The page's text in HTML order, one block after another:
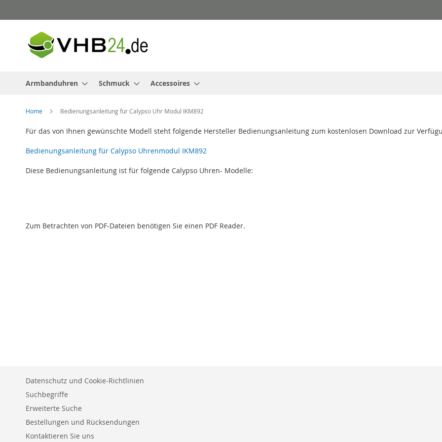
zum
Armbanduhren Schmuck Accessoires
Home Bedienungsanleitung für Calypso Uhr Modul IKM892
Für das von Ihnen gewünschte Modell steht folgende Hersteller Bedienungsanleitung zum kostenlosen Download zur
Bedienungsanleitung für Calypso Uhrenmodul IKM892
Diese Bedienungsanleitung ist für folgende Calypso Uhren- Modelle:
Zum Betrachten von PDF-Dateien benötigen Sie einen PDF Reader.
Datenschutz und Cookie-Richtlinien
Suchbegriffe
Erweiterte Suche
Bestellungen und Rücksendungen
Kontaktieren Sie uns